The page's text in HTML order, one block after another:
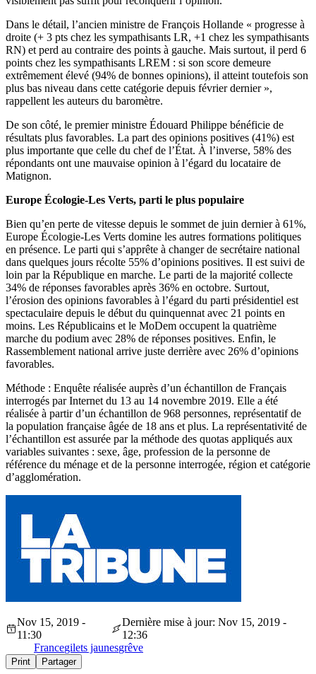
Dans le détail, l’ancien ministre de François Hollande « progresse à
droite (+ 3 pts chez les sympathisants LR, +1 chez les sympathisants
RN) et perd au contraire des points à gauche. Mais surtout, il perd 6
points chez les sympathisants LREM : si son score demeure
extrêmement élevé (94% de bonnes opinions), il atteint toutefois son
plus bas niveau dans cette catégorie depuis février dernier »,
rappellent les auteurs du baromètre.
De son côté, le premier ministre Édouard Philippe bénéficie de
résultats plus favorables. La part des opinions positives (41%) est
plus importante que celle du chef de l’État. À l’inverse, 58% des
répondants ont une mauvaise opinion à l’égard du locataire de
Matignon.
Europe Écologie-Les Verts, parti le plus populaire
Bien qu’en perte de vitesse depuis le sommet de juin dernier à 61%,
Europe Écologie-Les Verts domine les autres formations politiques
en présence. Le parti qui s’apprête à changer de secrétaire national
dans quelques jours récolte 55% d’opinions positives. Il est suivi de
loin par la République en marche. Le parti de la majorité collecte
34% de réponses favorables après 36% en octobre. Surtout,
l’érosion des opinions favorables à l’égard du parti présidentiel est
spectaculaire depuis le début du quinquennat avec 21 points en
moins. Les Républicains et le MoDem occupent la quatrième
marche du podium avec 28% de réponses positives. Enfin, le
Rassemblement national arrive juste derrière avec 26% d’opinions
favorables.
Méthode : Enquête réalisée auprès d’un échantillon de Français
interrogés par Internet du 13 au 14 novembre 2019. Elle a été
réalisée à partir d’un échantillon de 968 personnes, représentatif de
la population française âgée de 18 ans et plus. La représentativité de
l’échantillon est assurée par la méthode des quotas appliqués aux
variables suivantes : sexe, âge, profession de la personne de
référence du ménage et de la personne interrogée, région et catégorie
d’agglomération.
Nov 15, 2019 -
11:30
Dernière mise à jour: Nov 15, 2019 -
12:36
Francegilets jaunesgrêve
Print Partager